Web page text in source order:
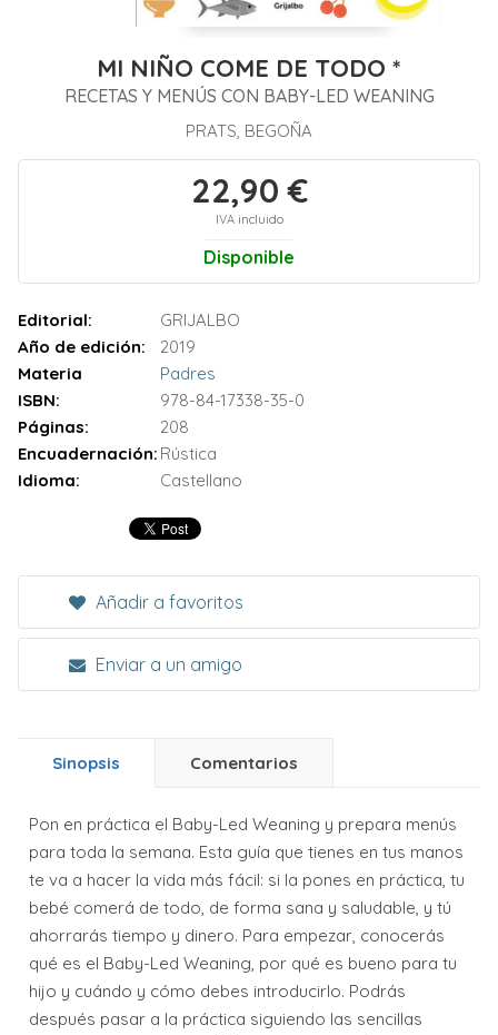
MI NIÑO COME DE TODO *
RECETAS Y MENÚS CON BABY-LED WEANING
PRATS, BEGOÑA
22,90 €
IVA incluido
Disponible
Editorial:
GRIJALBO
Año de edición:
2019
Materia
Padres
ISBN:
978-84-17338-35-0
Páginas:
208
Encuadernación: Rústica
Idioma:
Castellano
Añadir a favoritos
Enviar a un amigo
Sinopsis Comentarios
Pon en práctica el Baby-Led Weaning y prepara menús
para toda la semana. Esta guía que tienes en tus manos
te va a hacer la vida más fácil: si la pones en práctica, tu
bebé comerá de todo, de forma sana y saludable, y tú
ahorrarás tiempo y dinero. Para empezar, conocerás
qué es el Baby-Led Weaning, por qué es bueno para tu
hijo y cuándo y cómo debes introducirlo. Podrás
después pasar a la práctica siguiendo las sencillas